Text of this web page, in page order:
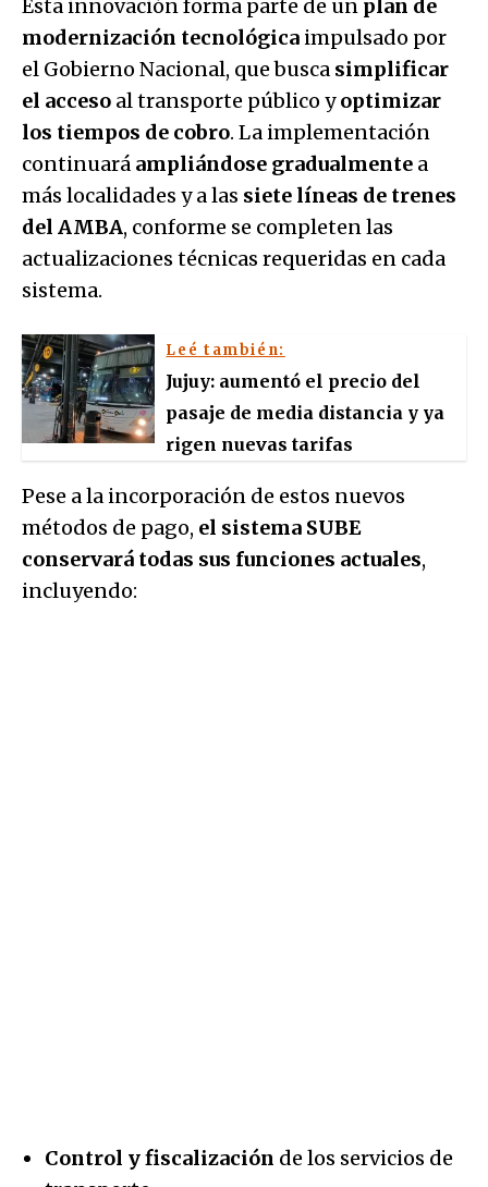
Esta innovación forma parte de un plan de
modernización tecnológica impulsado por
el Gobierno Nacional, que busca simplificar
el acceso al transporte público yoptimizar
los tiempos de cobro. La implementación
continuará ampliándose gradualmente a
más localidades y a las siete líneas de trenes
del AMBA, conforme se completen las
actualizaciones técnicas requeridas en cada
sistema.
Leé también:
Jujuy: aumentó el precio del
pasaje de media distancia y ya
rigen nuevas tarifas
Pese a la incorporación de estos nuevos
métodos de pago, el sistema SUBE
conservará todas sus funciones actuales,
incluyendo:
Control y fiscalización de los servicios de